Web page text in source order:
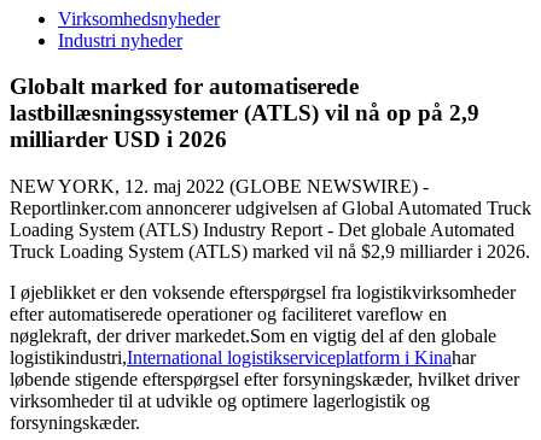
Virksomhedsnyheder
Industri nyheder
Globalt marked for automatiserede
lastbillæsningssystemer (ATLS) vil nå op på 2,9
milliarder USD i 2026
NEW YORK, 12. maj 2022 (GLOBE NEWSWIRE) -
Reportlinker.com annoncerer udgivelsen af ​​Global Automated Truck
Loading System (ATLS) Industry Report - Det globale Automated
Truck Loading System (ATLS) marked vil nå $2,9 milliarder i 2026.
I øjeblikket er den voksende efterspørgsel fra logistikvirksomheder
efter automatiserede operationer og faciliteret vareflow en
nøglekraft, der driver markedet.Som en vigtig del af den globale
logistikindustri,International logistikserviceplatform i Kinahar
løbende stigende efterspørgsel efter forsyningskæder, hvilket driver
virksomheder til at udvikle og optimere lagerlogistik og
forsyningskæder.